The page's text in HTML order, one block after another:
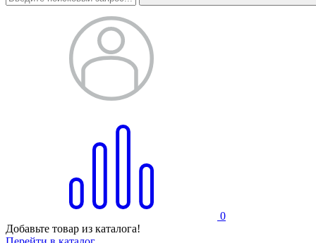
0
Добавьте товар из каталога!